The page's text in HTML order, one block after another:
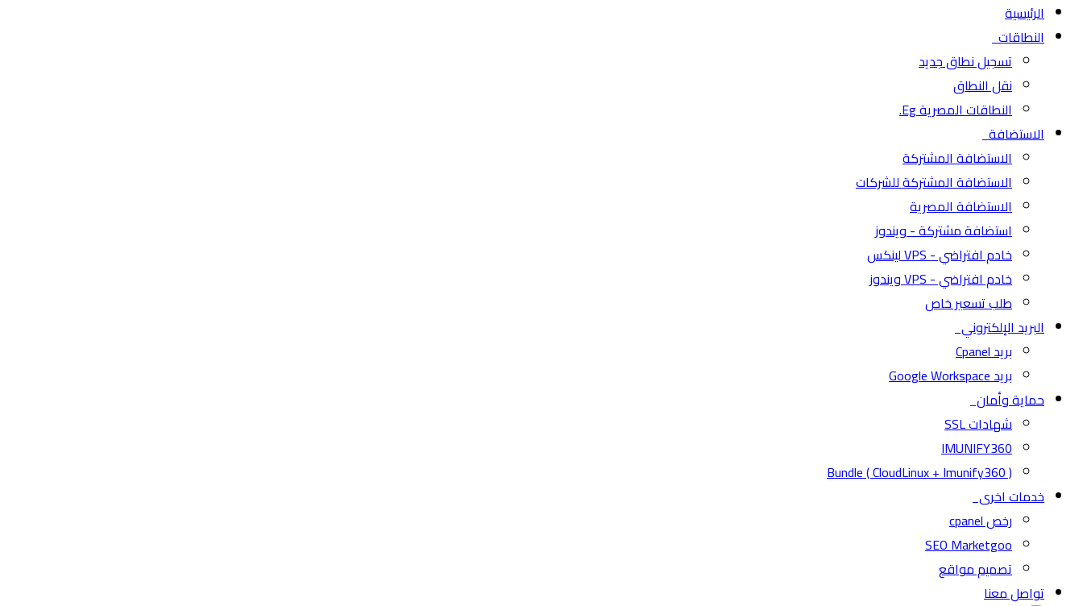
الرئيسية
النطاقات
تسجيل نطاق جديد
نقل النطاق
النطاقات المصرية Eg.
الاستضافة
الاستضافة المشتركة
الاستضافة المشتركة للشركات
الاستضافة المصرية
استضافة مشتركة - ويندوز
خادم افتراضي - VPS لينكس
خادم افتراضي - VPS ويندوز
طلب تسعير خاص
البريد الإلكتروني
بريد Cpanel
بريد Google Workspace
حماية وأمان
شهادات SSL
IMUNIFY360
( CloudLinux + Imunify360 ) Bundle
خدمات اخرى
رخص cpanel
SEO Marketgoo
تصميم مواقع
تواصل معنا